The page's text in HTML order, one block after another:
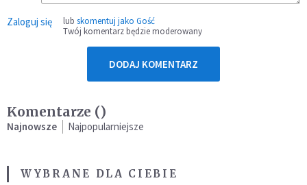
Zaloguj się lub skomentuj jako Gość
Twój komentarz będzie moderowany
DODAJ KOMENTARZ
Komentarze ()
Najnowsze Najpopularniejsze
WYBRANE DLA CIEBIE